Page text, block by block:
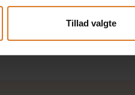
Tillad valgte